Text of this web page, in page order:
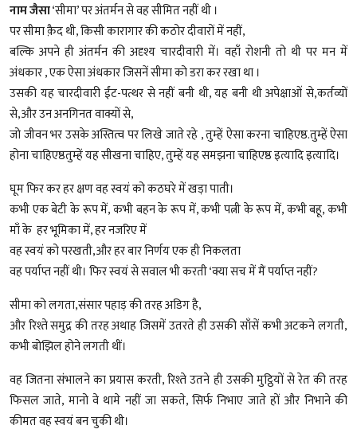
नाम जैसा‘सीमा’ पर अंतर्मन से वह सीमित नहीं थी ।
पर सीमा क़ैद थी, किसी कारागार की कठोर दीवारों में नहीं,
बल्कि अपने ही अंतर्मन की अदृश्य चारदीवारी में। वहाँ रोशनी तो थी पर मन में
अंधकार , एक ऐसा अंधकार जिसनें सीमा को डरा कर रखा था ।
उसकी यह चारदीवारी ईंट-पत्थर से नहीं बनी थी, यह बनी थी अपेक्षाओं से,कर्तव्यों
से,और उन अनगिनत वाक्यों से,
जो जीवन भर उसके अस्तित्व पर लिखे जाते रहे , तुम्हें ऐसा करना चाहिएष्ठ.तुम्हें ऐसा
होना चाहिएष्ठतुम्हें यह सीखना चाहिए, तुम्हें यह समझना चाहिएष्ठ इत्यादि इत्यादि।
घूम फिर कर हर क्षण वह स्वयं को कठघरे में खड़ा पाती।
कभी एक बेटी के रूप में, कभी बहन के रूप में, कभी पत्नी के रूप में, कभी बहू, कभी
माँ के हर भूमिका में, हर नजरिए में
वह स्वयं को परखती,और हर बार निर्णय एक ही निकलता
वह पर्याप्त नहीं थी। फिर स्वयं से सवाल भी करती ‘क्या सच में मैं पर्याप्त नहीं?
सीमा को लगता,संसार पहाड़ की तरह अडिग है,
और रिश्ते समुद्र की तरह अथाह जिसमें उतरते ही उसकी साँसें कभी अटकने लगती,
कभी बोझिल होने लगती थीं।
वह जितना संभालने का प्रयास करती, रिश्ते उतने ही उसकी मुट्ठियों से रेत की तरह
फिसल जाते, मानो वे थामे नहीं जा सकते, सिर्फ निभाए जाते हों और निभाने की
कीमत वह स्वयं बन चुकी थी।